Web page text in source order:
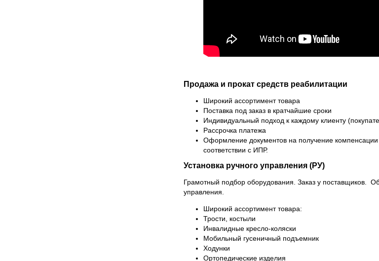
Продажа и прокат средств реабилитации
Широкий ассортимент товара
Поставка под заказ в кратчайшие сроки
Индивидуальный подход к каждому клиенту
Рассрочка платежа
Оформление документов на получение
соответствии с ИПР.
Установка ручного управления (РУ)
Грамотный подбор оборудования. Заказ у поставщиков.
управления.
Широкий ассортимент товара:
Трости, костыли
Инвалидные кресло-коляски
Мобильный гусеничный подъемник
Ходунки
Ортопедические изделия